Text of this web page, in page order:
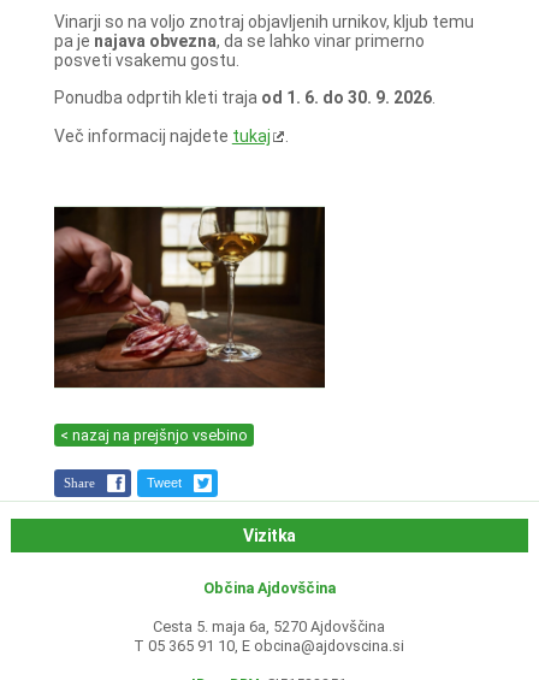
Vinarji so na voljo znotraj objavljenih urnikov, kljub temu
pa je najava obvezna, da se lahko vinar primerno
posveti vsakemu gostu.
Ponudba odprtih kleti traja od 1. 6. do 30. 9. 2026.
Več informacij najdete tukaj
< nazaj na prejšnjo vsebino
Share Tweet
Vizitka
Občina Ajdovščina
Cesta 5. maja 6a, 5270 Ajdovščina
T 05 365 91 10, E obcina@ajdovscina.si